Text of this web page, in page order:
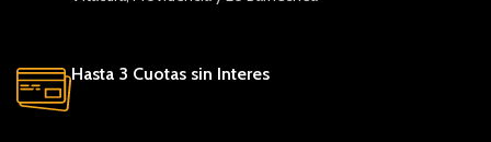
Hasta 3 Cuotas sin Interes